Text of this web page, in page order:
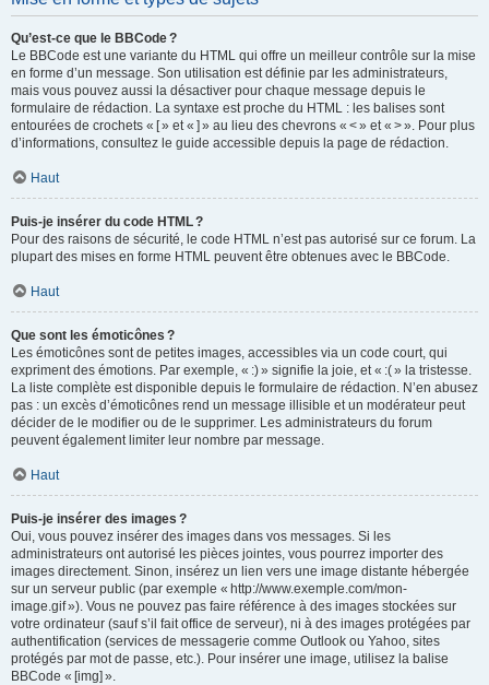
Qu’est-ce que le BBCode ?
Le BBCode est une variante du HTML qui offre un meilleur contrôle sur la mise
en forme d’un message. Son utilisation est définie par les administrateurs,
mais vous pouvez aussi la désactiver pour chaque message depuis le
formulaire de rédaction. La syntaxe est proche du HTML : les balises sont
entourées de crochets « [ » et « ] » au lieu des chevrons « < » et « > ». Pour plus
d’informations, consultez le guide accessible depuis la page de rédaction.
Haut
Puis-je insérer du code HTML ?
Pour des raisons de sécurité, le code HTML n’est pas autorisé sur ce forum. La
plupart des mises en forme HTML peuvent être obtenues avec le BBCode.
Haut
Que sont les émoticônes ?
Les émoticônes sont de petites images, accessibles via un code court, qui
expriment des émotions. Par exemple, « :) » signifie la joie, et « :( » la tristesse.
La liste complète est disponible depuis le formulaire de rédaction. N’en abusez
pas : un excès d’émoticônes rend un message illisible et un modérateur peut
décider de le modifier ou de le supprimer. Les administrateurs du forum
peuvent également limiter leur nombre par message.
Haut
Puis-je insérer des images ?
Oui, vous pouvez insérer des images dans vos messages. Si les
administrateurs ont autorisé les pièces jointes, vous pourrez importer des
images directement. Sinon, insérez un lien vers une image distante hébergée
sur un serveur public (par exemple « http://www.exemple.com/mon-
image.gif »). Vous ne pouvez pas faire référence à des images stockées sur
votre ordinateur (sauf s’il fait office de serveur), ni à des images protégées par
authentification (services de messagerie comme Outlook ou Yahoo, sites
protégés par mot de passe, etc.). Pour insérer une image, utilisez la balise
BBCode « [img] ».